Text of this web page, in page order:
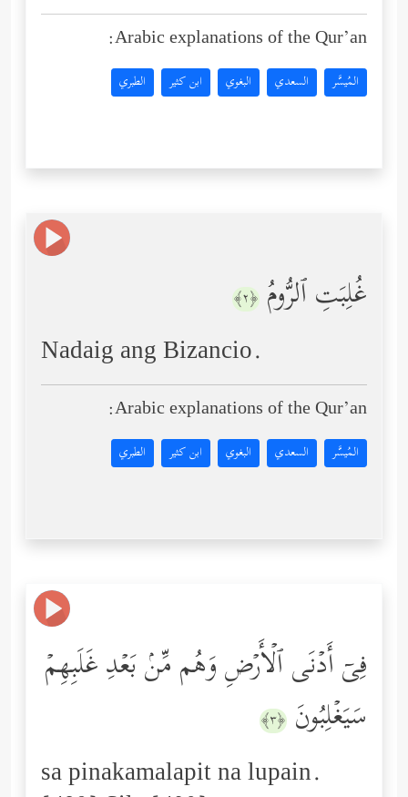
Arabic explanations of the Qur’an:
المُيسَّر السعدي البغوي ابن كثير الطبري
غُلِبَتِ ٱلرُّومُ ﴿٢﴾
Nadaig ang Bizancio.
Arabic explanations of the Qur’an:
المُيسَّر السعدي البغوي ابن كثير الطبري
فِیۤ أَدۡنَى ٱلۡأَرۡضِ وَهُم مِّنۢ بَعۡدِ غَلَبِهِمۡ
سَیَغۡلِبُونَ ﴿٣﴾
sa pinakamalapit na lupain.